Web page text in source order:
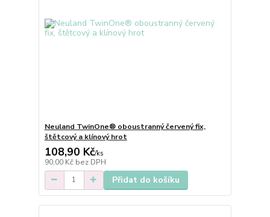
Neuland TwinOne® oboustranný červený fix,
štětcový a klínový hrot
108,90 Kč/ks
90,00 Kč bez DPH
Přidat do košíku